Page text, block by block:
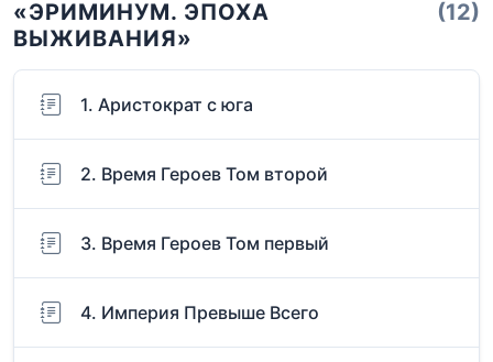
«ЭРИМИНУМ. ЭПОХА
ВЫЖИВАНИЯ»
(12)
1. Аристократ с юга
2. Время Героев Том второй
3. Время Героев Том первый
4. Империя Превыше Всего